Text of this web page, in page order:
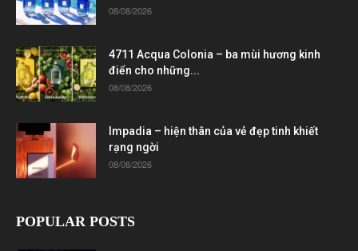
08/08/2026
4711 Acqua Colonia – ba mùi hương kinh
điển cho những...
08/08/2026
Impadia – hiện thân của vẻ đẹp tinh khiết
rạng ngời
08/08/2026
POPULAR POSTS